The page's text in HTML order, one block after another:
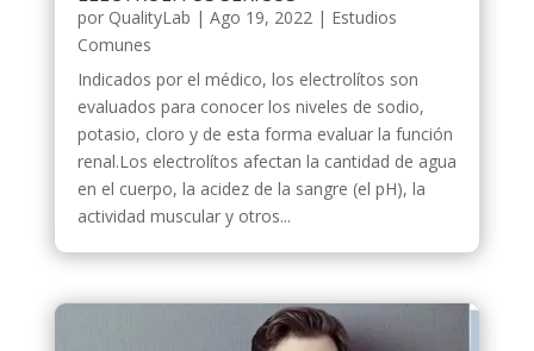
por QualityLab | Ago 19, 2022| Estudios
Comunes
Indicados por el médico, los electrolítos son
evaluados para conocer los niveles de sodio,
potasio, cloro y de esta forma evaluar la función
renal.Los electrolítos afectan la cantidad de agua
en el cuerpo, la acidez de la sangre (el pH), la
actividad muscular y otros...